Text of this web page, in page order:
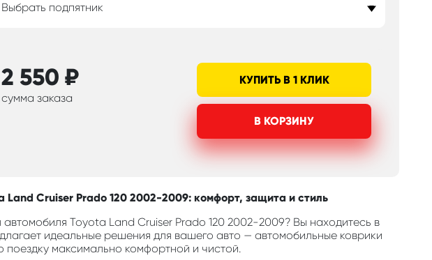
Выбрать подпятник
2 550 ₽
сумма заказа
КУПИТЬ В 1 КЛИК
В КОРЗИНУ
Land Cruiser Prado 120 2002-2009: комфорт, защита и стиль
Toyota Land Cruiser Prado 120 2002-2009? Вы находитесь в
идеальные решения для вашего авто — автомобильные коврики
поездку максимально комфортной и чистой.